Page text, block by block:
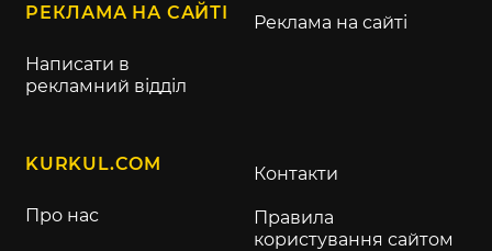
РЕКЛАМА НА САЙТІ
Написати в
рекламний відділ
Реклама на сайті
KURKUL.COM
Про нас
Контакти
Правила
користування сайтом